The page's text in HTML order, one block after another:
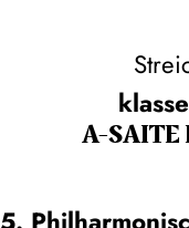
A-SAITE